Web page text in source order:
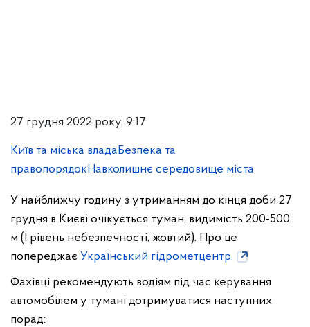
27 грудня 2022 року, 9:17
Київ та міська владаБезпека та
правопорядокНавколишнє середовище міста
У найближчу годину з утриманням до кінця доби 27
грудня в Києві очікується туман, видимість 200-500
м (І рівень небезпечності, жовтий). Про це
попереджає Український гідрометцентр.
Фахівці рекомендують водіям під час керування
автомобілем у тумані дотримуватися наступних
порад: